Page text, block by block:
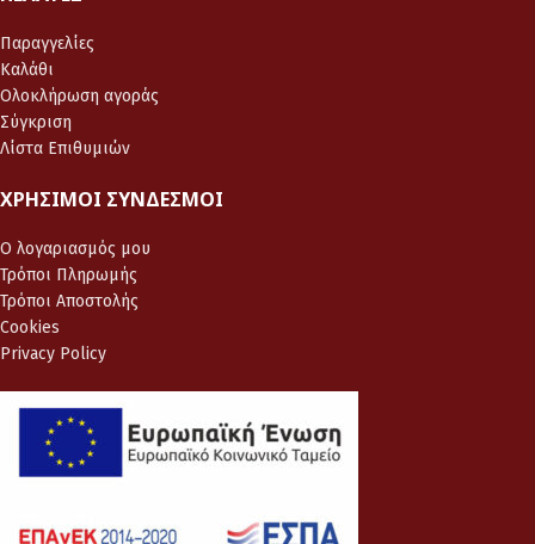
Παραγγελίες
Καλάθι
Ολοκλήρωση αγοράς
Σύγκριση
Λίστα Επιθυμιών
ΧΡΉΣΙΜΟΙ ΣΎΝΔΕΣΜΟΙ
Ο λογαριασμός μου
Τρόποι Πληρωμής
Τρόποι Αποστολής
Cookies
Privacy Policy